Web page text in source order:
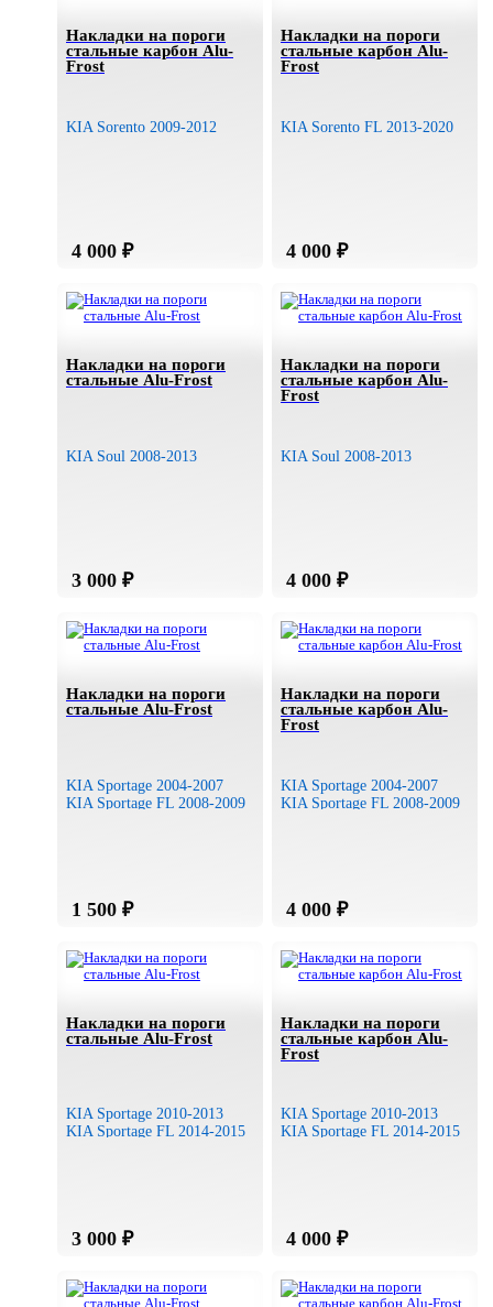
Накладки на пороги
стальные карбон Alu-
Frost
KIA Sorento 2009-2012
Накладки на пороги
стальные карбон Alu-
Frost
KIA Sorento FL 2013-2020
Накладки на пороги
стальные Alu-Frost
KIA Soul 2008-2013
Накладки на пороги
стальные карбон Alu-
Frost
KIA Soul 2008-2013
Накладки на пороги
стальные Alu-Frost
KIA Sportage 2004-2007
KIA Sportage FL 2008-2009
Накладки на пороги
стальные карбон Alu-
Frost
KIA Sportage 2004-2007
KIA Sportage FL 2008-2009
Накладки на пороги
стальные Alu-Frost
KIA Sportage 2010-2013
KIA Sportage FL 2014-2015
Накладки на пороги
стальные карбон Alu-
Frost
KIA Sportage 2010-2013
KIA Sportage FL 2014-2015